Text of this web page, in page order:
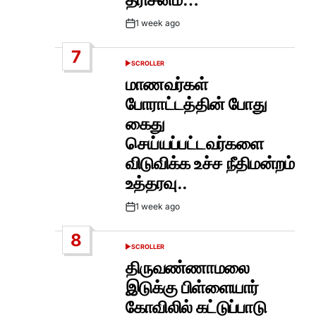
Post1 week ago
7
POSTED
SCROLLER
மாணவர்கள்
போராட்டத்தின் போது
கைது
செய்யப்பட்டவர்களை
விடுவிக்க உச்ச நீதிமன்றம்
உத்தரவு..
Post1 week ago
8
POSTED
SCROLLER
திருவண்ணாமலை
இடுக்கு பிள்ளையார்
கோவிலில் கட்டுப்பாடு